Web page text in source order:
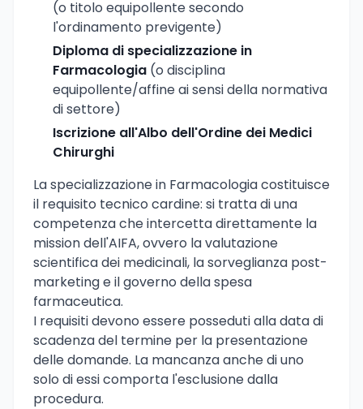
(o titolo equipollente secondo
l'ordinamento previgente)
Diploma di specializzazione in
Farmacologia (o disciplina
equipollente/affine ai sensi della normativa
di settore)
Iscrizione all'Albo dell'Ordine dei Medici
Chirurghi
La specializzazione in Farmacologia costituisce
il requisito tecnico cardine: si tratta di una
competenza che intercetta direttamente la
mission dell'AIFA, ovvero la valutazione
scientifica dei medicinali, la sorveglianza post-
marketing e il governo della spesa
farmaceutica.
I requisiti devono essere posseduti alla data di
scadenza del termine per la presentazione
delle domande. La mancanza anche di uno
solo di essi comporta l'esclusione dalla
procedura.